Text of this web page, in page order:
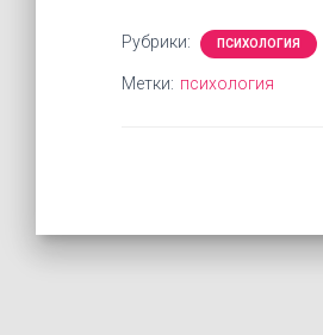
Рубрики: ПСИХОЛОГИЯ
Метки: психология